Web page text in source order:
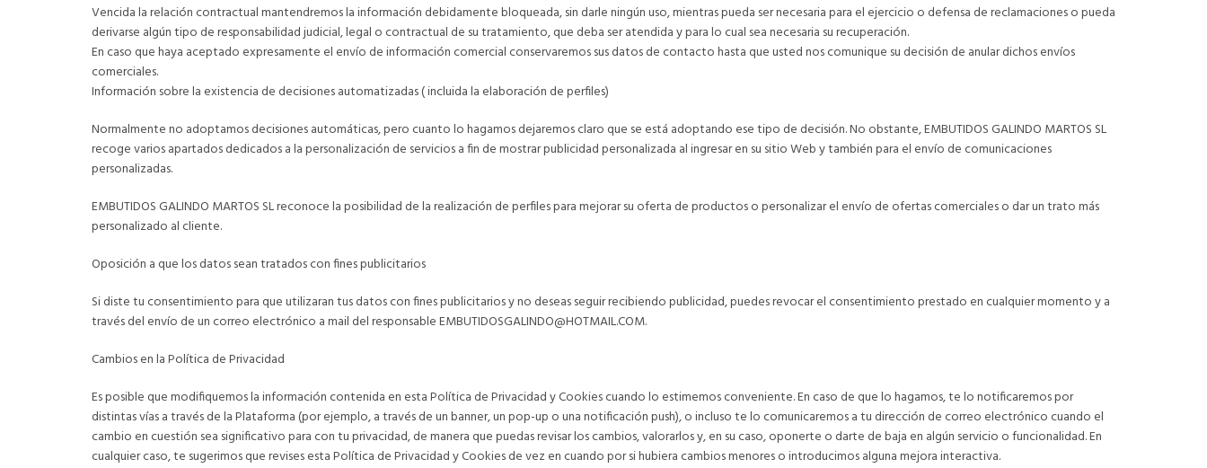
Vencida la relación contractual mantendremos la información debidamente bloqueada, sin darle ningún uso, mientras pueda ser necesaria para el ejercicio o defensa de reclamaciones o pueda
derivarse algún tipo de responsabilidad judicial, legal o contractual de su tratamiento, que deba ser atendida y para lo cual sea necesaria su recuperación.
En caso que haya aceptado expresamente el envío de información comercial conservaremos sus datos de contacto hasta que usted nos comunique su decisión de anular dichos envíos
comerciales.
Información sobre la existencia de decisiones automatizadas ( incluida la elaboración de perfiles)
Normalmente no adoptamos decisiones automáticas, pero cuanto lo hagamos dejaremos claro que se está adoptando ese tipo de decisión. No obstante, EMBUTIDOS GALINDO MARTOS SL
recoge varios apartados dedicados a la personalización de servicios a fin de mostrar publicidad personalizada al ingresar en su sitio Web y también para el envío de comunicaciones
personalizadas.
EMBUTIDOS GALINDO MARTOS SL reconoce la posibilidad de la realización de perfiles para mejorar su oferta de productos o personalizar el envío de ofertas comerciales o dar un trato más
personalizado al cliente.
Oposición a que los datos sean tratados con fines publicitarios
Si diste tu consentimiento para que utilizaran tus datos con fines publicitarios y no deseas seguir recibiendo publicidad, puedes revocar el consentimiento prestado en cualquier momento y a
través del envío de un correo electrónico a mail del responsable EMBUTIDOSGALINDO@HOTMAIL.COM.
Cambios en la Política de Privacidad
Es posible que modifiquemos la información contenida en esta Política de Privacidad y Cookies cuando lo estimemos conveniente. En caso de que lo hagamos, te lo notificaremos por
distintas vías a través de la Plataforma (por ejemplo, a través de un banner, un pop-up o una notificación push), o incluso te lo comunicaremos a tu dirección de correo electrónico cuando el
cambio en cuestión sea significativo para con tu privacidad, de manera que puedas revisar los cambios, valorarlos y, en su caso, oponerte o darte de baja en algún servicio o funcionalidad. En
cualquier caso, te sugerimos que revises esta Política de Privacidad y Cookies de vez en cuando por si hubiera cambios menores o introducimos alguna mejora interactiva.